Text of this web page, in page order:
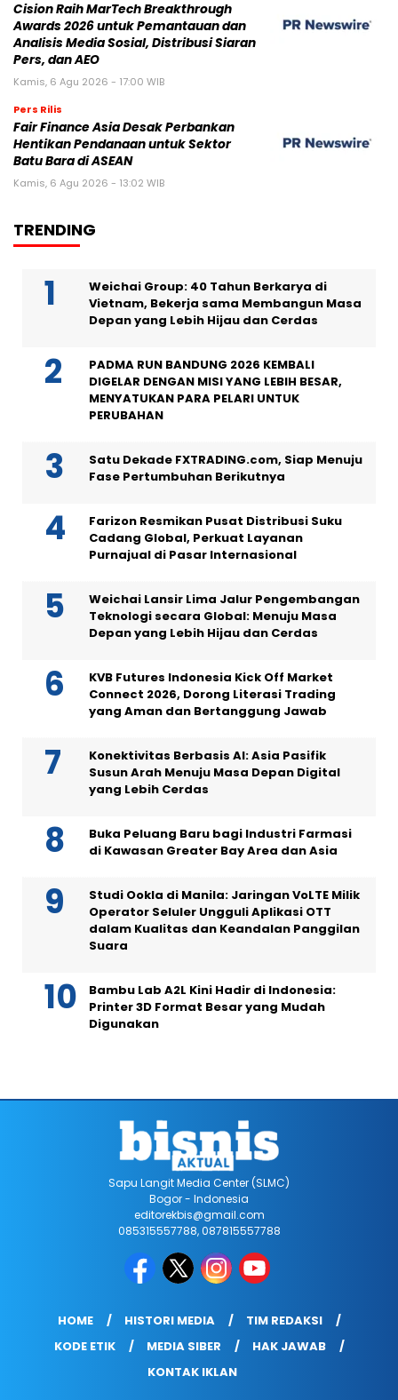
Cision Raih MarTech Breakthrough
Awards 2026 untuk Pemantauan dan
Analisis Media Sosial, Distribusi Siaran
Pers, dan AEO
Kamis, 6 Agu 2026 - 17:00 WIB
Pers Rilis
Fair Finance Asia Desak Perbankan
Hentikan Pendanaan untuk Sektor
Batu Bara di ASEAN
Kamis, 6 Agu 2026 - 13:02 WIB
TRENDING
Weichai Group: 40 Tahun Berkarya di
Vietnam, Bekerja sama Membangun Masa
Depan yang Lebih Hijau dan Cerdas
PADMA RUN BANDUNG 2026 KEMBALI
DIGELAR DENGAN MISI YANG LEBIH BESAR,
MENYATUKAN PARA PELARI UNTUK
PERUBAHAN
Satu Dekade FXTRADING.com, Siap Menuju
Fase Pertumbuhan Berikutnya
Farizon Resmikan Pusat Distribusi Suku
Cadang Global, Perkuat Layanan
Purnajual di Pasar Internasional
Weichai Lansir Lima Jalur Pengembangan
Teknologi secara Global: Menuju Masa
Depan yang Lebih Hijau dan Cerdas
KVB Futures Indonesia Kick Off Market
Connect 2026, Dorong Literasi Trading
yang Aman dan Bertanggung Jawab
Konektivitas Berbasis AI: Asia Pasifik
Susun Arah Menuju Masa Depan Digital
yang Lebih Cerdas
Buka Peluang Baru bagi Industri Farmasi
di Kawasan Greater Bay Area dan Asia
Studi Ookla di Manila: Jaringan VoLTE Milik
Operator Seluler Ungguli Aplikasi OTT
dalam Kualitas dan Keandalan Panggilan
Suara
Bambu Lab A2L Kini Hadir di Indonesia:
Printer 3D Format Besar yang Mudah
Digunakan
Sapu Langit Media Center (SLMC)
Bogor - Indonesia
editorekbis@gmail.com
085315557788, 087815557788
HOME HISTORI MEDIA
TIM REDAKSI
KODE ETIK
MEDIA SIBER
HAK JAWAB
KONTAK IKLAN